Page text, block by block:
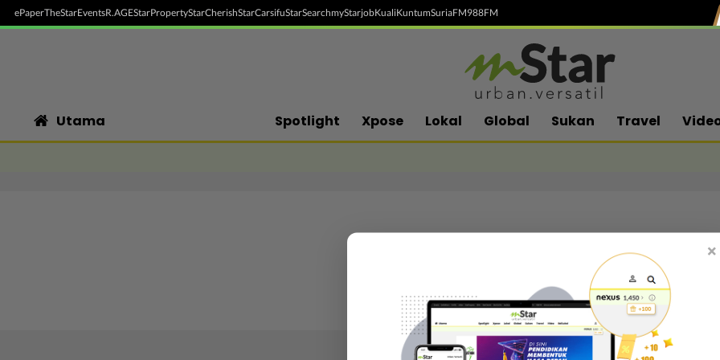
ePaperTheStarEventsR.AGEStarPropertyStarCherishStarCarsifuStarSearchmyStarjobKualiKuntumSuriaFM988FM
Utama Spotlight Xpose Lokal Global Sukan Travel
Follow media sosial kami
×